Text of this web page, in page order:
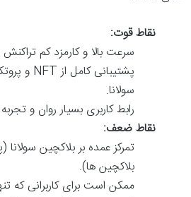
نقاط قوت:
سرعت بالا و کارمزد کم
سولانا.
رابط کاربری بسیار روان و
نقاط ضعف:
تمرکز عمده بر بلاکچین
بلاکچین ها).
ممکن است برای کاربرانی که